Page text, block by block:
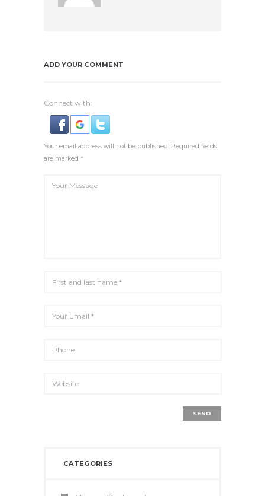
ADD YOUR COMMENT
Connect with:
Your email address will not be published. Required fields
are marked *
CATEGORIES